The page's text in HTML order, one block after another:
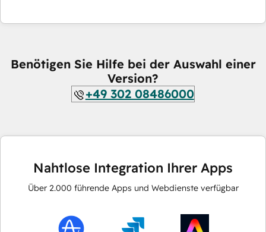
Benötigen Sie Hilfe bei der Auswahl einer
Version?
+49 302 08486000
Nahtlose Integration Ihrer Apps
Über 2.000 führende Apps und Webdienste verfügbar